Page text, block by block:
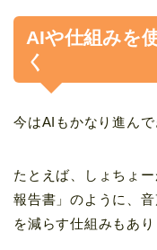
AIや仕組みを
く
今はAIもかなり進んで
たとえば、しょちょ
報告書」のように、
を減らす仕組みもあり